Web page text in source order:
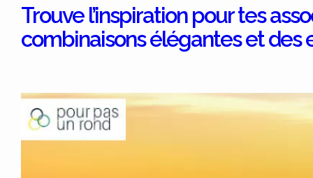
Trouve l’inspiration pour tes
combinaisons élégantes et des